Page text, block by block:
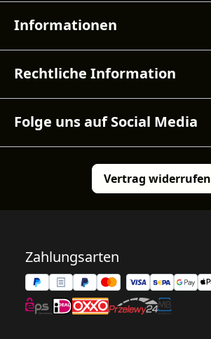
Informationen
Rechtliche Information
Folge uns auf Social Media
Vertrag widerrufen
Zahlungsarten